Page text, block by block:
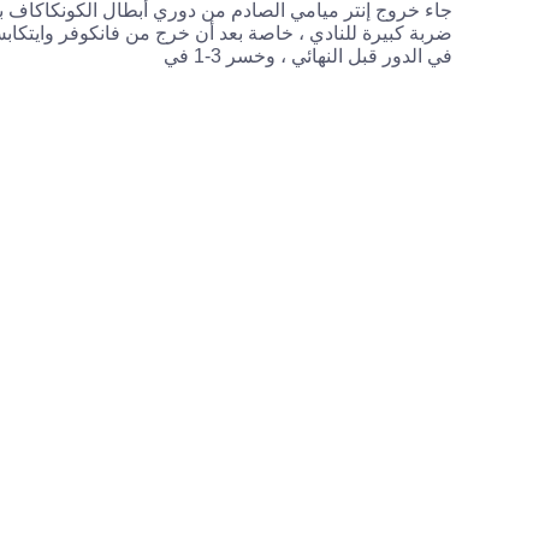
جاء خروج إنتر ميامي الصادم من دوري أبطال الكونكاكاف
ضربة كبيرة للنادي ، خاصة بعد أن خرج من فانكوفر
في الدور قبل النهائي ، وخسر 3-1 في